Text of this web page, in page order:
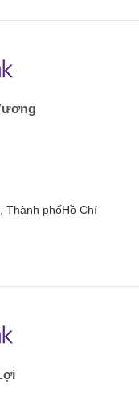
Thành phốHồ Chí